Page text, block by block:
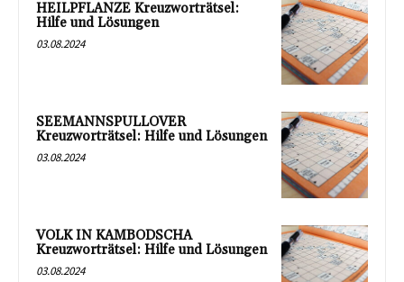
HEILPFLANZE Kreuzworträtsel:
Hilfe und Lösungen
03.08.2024
SEEMANNSPULLOVER
Kreuzworträtsel: Hilfe und Lösungen
03.08.2024
VOLK IN KAMBODSCHA
Kreuzworträtsel: Hilfe und Lösungen
03.08.2024